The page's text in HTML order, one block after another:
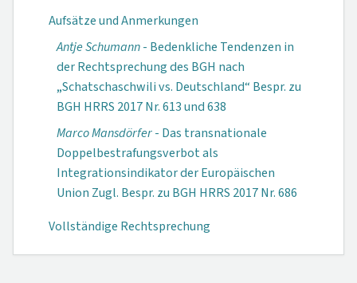
Aufsätze und Anmerkungen
Antje Schumann- Bedenkliche Tendenzen in
der Rechtsprechung des BGH nach
„Schatschaschwili vs. Deutschland“ Bespr. zu
BGH HRRS 2017 Nr. 613 und 638
Marco Mansdörfer- Das transnationale
Doppelbestrafungsverbot als
Integrationsindikator der Europäischen
Union Zugl. Bespr. zu BGH HRRS 2017 Nr. 686
Vollständige Rechtsprechung